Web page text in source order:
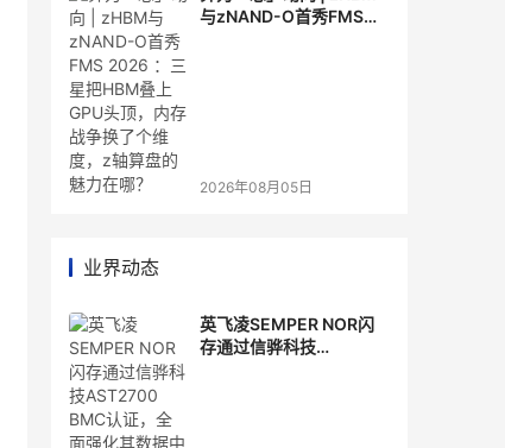
与zNAND-O首秀FMS
2026年08月05日
业界动态
英飞凌SEMPER NOR闪
存通过信骅科技